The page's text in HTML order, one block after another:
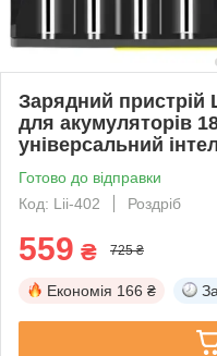
Зарядний пристрій
для акумуляторів
універсальний
Готово до відправки
Код: Lii-402
Роздріб
559 ₴ 725 ₴
Економія 166 ₴